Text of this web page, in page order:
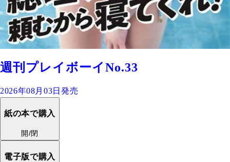
週刊プレイボーイNo.33
2026年08月03日発売
紙の本で購入
開/閉
電子版で購入